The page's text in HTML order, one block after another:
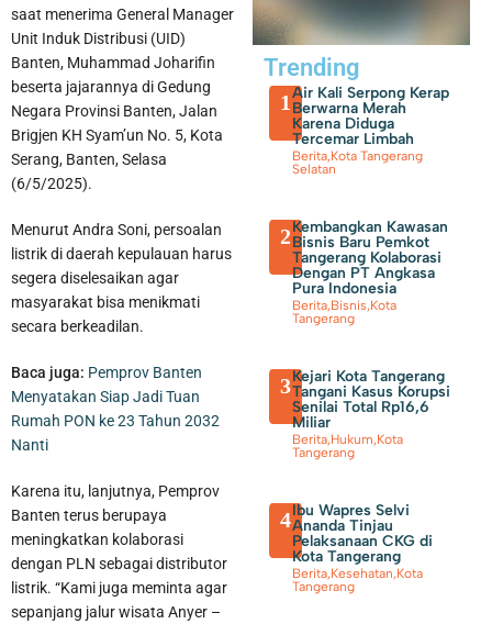
Pelayanan Sosial Semakin Kuat
saat menerima General Manager
Unit Induk Distribusi (UID)
Banten, Muhammad Joharifin
beserta jajarannya di Gedung
Negara Provinsi Banten, Jalan
Brigjen KH Syam’un No. 5, Kota
Serang, Banten, Selasa
(6/5/2025).
Menurut Andra Soni, persoalan
listrik di daerah kepulauan harus
segera diselesaikan agar
masyarakat bisa menikmati
secara berkeadilan.
Baca juga: Pemprov Banten
Menyatakan Siap Jadi Tuan
Rumah PON ke 23 Tahun 2032
Nanti
Karena itu, lanjutnya, Pemprov
Banten terus berupaya
meningkatkan kolaborasi
dengan PLN sebagai distributor
listrik. “Kami juga meminta agar
sepanjang jalur wisata Anyer –
Trending
1 Air Kali Serpong Kerap
Berwarna Merah
Karena Diduga
Tercemar Limbah
Berita,Kota Tangerang
Selatan
2Kembangkan Kawasan
Bisnis Baru Pemkot
Tangerang Kolaborasi
Dengan PT Angkasa
Pura Indonesia
Berita,Bisnis,Kota
Tangerang
3Kejari Kota Tangerang
Tangani Kasus Korupsi
Senilai Total Rp16,6
Miliar
Berita,Hukum,Kota
Tangerang
4Ibu Wapres Selvi
Ananda Tinjau
Pelaksanaan CKG di
Kota Tangerang
Berita,Kesehatan,Kota
Tangerang